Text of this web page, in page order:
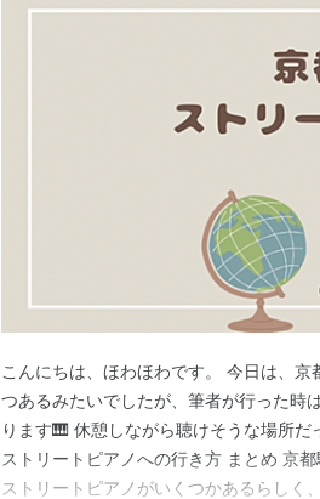
こんにちは、ほわほわです。 今日は、
つあるみたいでしたが、筆者が行った時
ります🎹 休憩しながら聴けそうな場所だ
ストリートピアノへの行き方 まとめ 京
ストリートピアノがいくつかあるらしく